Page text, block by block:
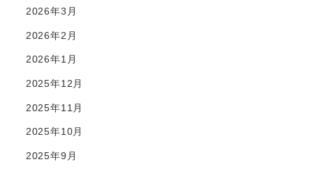
2026年3月
2026年2月
2026年1月
2025年12月
2025年11月
2025年10月
2025年9月